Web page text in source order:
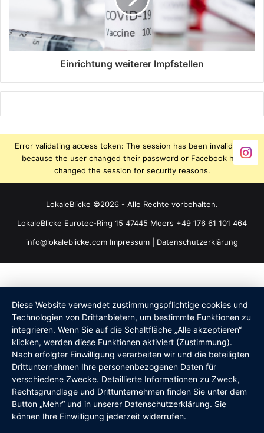
Einrichtung weiterer Impfstellen
Error validating access token: The session has been invalidated
because the user changed their password or Facebook has
changed the session for security reasons.
LokaleBlicke ©2026 - Alle Rechte vorbehalten.
LokaleBlicke Eurotec-Ring 15 47445 Moers +49 176 61 101 464
info@lokaleblicke.com Impressum Datenschutzerklärung
Diese Website verwendet zustimmungspflichtige cookies und
Technologien von Drittanbietern, um bestimmte Funktionen zu
integrieren. Wenn Sie auf die Schaltfläche „Alle akzeptieren“
klicken, werden diese Funktionen aktiviert (Zustimmung).
Nach erfolgter Einwilligung verarbeiten wir und die beteiligten
Drittunternehmen Ihre personenbezogenen Daten für
verschiedene Zwecke. Detaillierte Informationen zu Zweck,
Rechtsgrundlage und Drittunternehmen finden Sie unter dem
Button „Mehr“ und in unserer Datenschutzerklärung. Sie
können Ihre Einwilligung jederzeit widerrufen.